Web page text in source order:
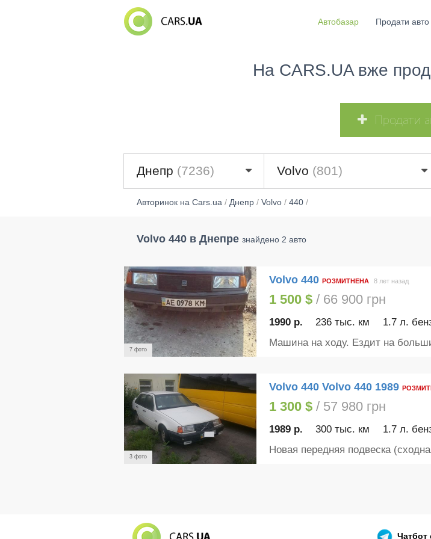
Автобазар Продати авто
На CARS.UA вже
Продати
Днепр (7236) Volvo (801)
Авторинок на Cars.ua/ Днепр/ Volvo/ 440/
Volvo 440 в Днепре знайдено 2 авто
7 фото
Volvo 440 РОЗМИТНЕНА 8 лет назад
1 500 $/ 66 900 грн
1990 р. 236 тыс. км 1.7 л.
Машина на ходу. Ездит на
3 фото
Volvo 440 Volvo 440 1989
1 300 $/ 57 980 грн
1989 р. 300 тыс. км 1.7 л.
Новая передняя подвеска
Чатбот